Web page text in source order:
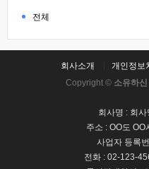
전체
회사소개 개인정보
Copyright © 소유하
회사명 : 회
주소 : OO도
사업자 등록
전화 : 02-123-